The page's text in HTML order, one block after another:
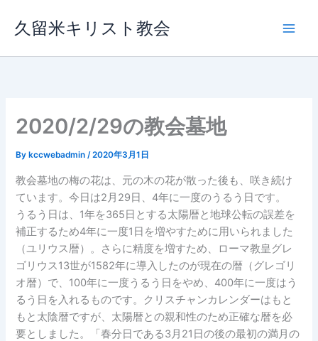
ス
久留米キリスト教会
2020/2/29の教会墓地
By kccwebadmin/2020年3月1日
教会墓地の梅の花は、元の木の花が散った後も、咲き続け
ています。今日は2月29日、4年に一度のうるう日です。
うるう日は、1年を365日とする太陽暦と地球公転の誤差を
補正するため4年に一度1日を増やすために用いられました
（ユリウス暦）。さらに精度を増すため、ローマ教皇グレ
ゴリウス13世が1582年に導入したのが現在の暦（グレゴリ
オ暦）で、100年に一度うるう日をやめ、400年に一度はう
るう日を入れるものです。クリスチャンカレンダーはもと
もと太陰暦ですが、太陽暦との親和性のため正確な暦を必
要としました。「春分日である3月21日の後の最初の満月の